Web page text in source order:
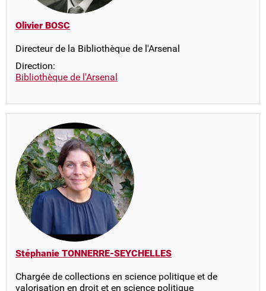
Olivier BOSC
Directeur de la Bibliothèque de l'Arsenal
Direction:
Bibliothèque de l'Arsenal
Stéphanie TONNERRE-SEYCHELLES
Chargée de collections en science politique et de
valorisation en droit et en science politique